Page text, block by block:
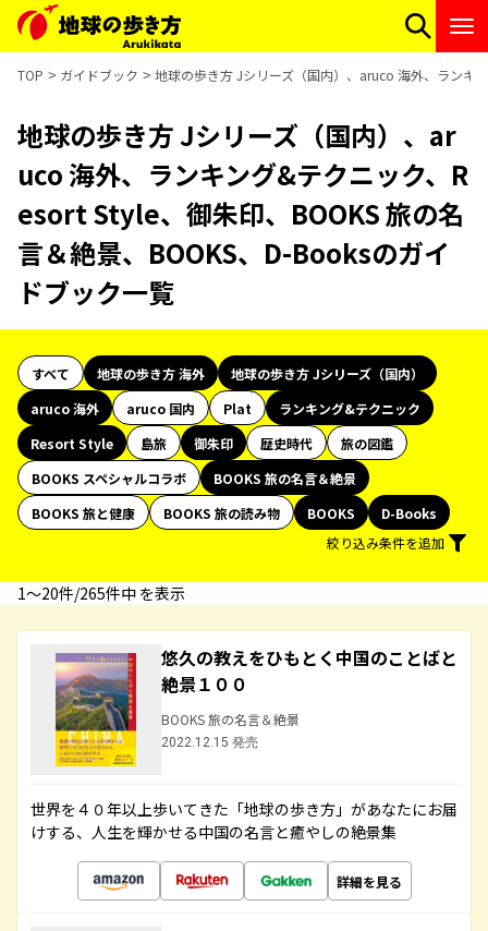
TOP ガイドブック 地球の歩き方 Jシリーズ（国内）、aruco 海外、ランキ
地球の歩き方 Jシリーズ（国内）、ar
uco 海外、ランキング&テクニック、R
esort Style、御朱印、BOOKS 旅の名
言＆絶景、BOOKS、D-Booksのガイ
ドブック一覧
すべて 地球の歩き方 海外
地球の歩き方 Jシリーズ（国内）
aruco 海外
aruco 国内 Plat
ランキング&テクニック
Resort Style
島旅 御朱印 歴史時代
旅の図鑑
BOOKS スペシャルコラボ
BOOKS 旅の名言＆絶景
BOOKS 旅と健康
BOOKS 旅の読み物 BOOKS
D-Books
絞り込み条件を追加
1〜20件/265件中 を表示
悠久の教えをひもとく中国のことばと
絶景１００
BOOKS 旅の名言＆絶景
2022.12.15 発売
世界を４０年以上歩いてきた「地球の歩き方」があなたにお届
けする、人生を輝かせる中国の名言と癒やしの絶景集
詳細を見る